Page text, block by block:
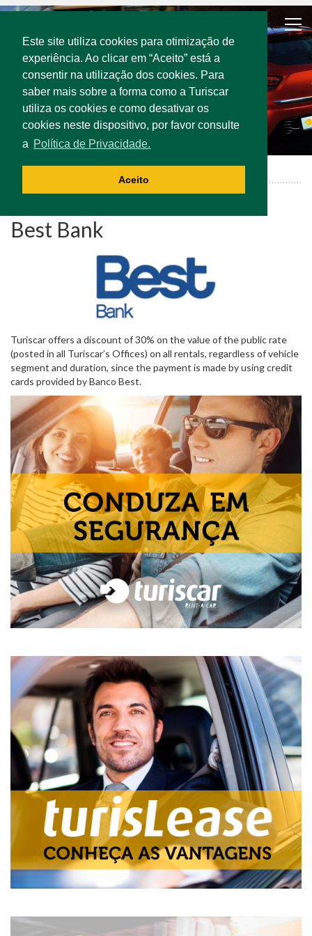
Este site utiliza cookies para otimização de
experiência. Ao clicar em “Aceito” está a
consentir na utilização dos cookies. Para
saber mais sobre a forma como a Turiscar
utiliza os cookies e como desativar os
cookies neste dispositivo, por favor consulte
a Política de Privacidade.
Aceito
Best Bank
Best Bank
Turiscar offers a discount of 30% on the value of the public rate
(posted in all Turiscar’s Offices) on all rentals, regardless of vehicle
segment and duration, since the payment is made by using credit
cards provided by Banco Best.